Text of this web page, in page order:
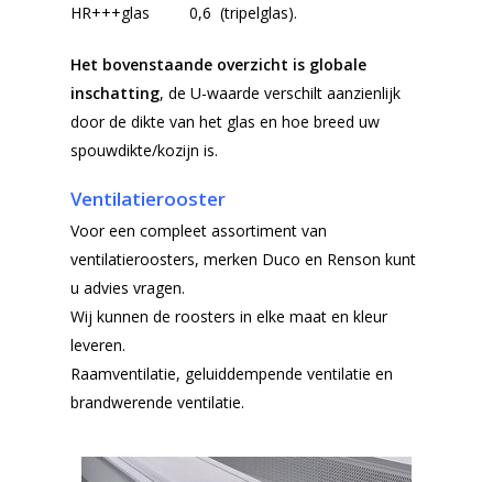
HR+++glas 0,6 (tripelglas).
Het bovenstaande overzicht is globale
inschatting, de U-waarde verschilt aanzienlijk
door de dikte van het glas en hoe breed uw
spouwdikte/kozijn is.
Ventilatierooster
Voor een compleet assortiment van
ventilatieroosters, merken Duco en Renson kunt
u advies vragen.
Wij kunnen de roosters in elke maat en kleur
leveren.
Raamventilatie, geluiddempende ventilatie en
brandwerende ventilatie.